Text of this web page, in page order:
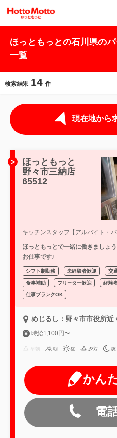
ほっともっとの石川県の
一覧
検索結果 14 件
現在地から
ほっともっと
野々市三納店
65512
キッチンスタッフ【アルバイト・パ
ほっともっとで一緒に働きましょ
お仕事です♪
シフト制勤務 未経験者歓迎 交
食事補助 フリーター歓迎 経験
仕事ブランクOK
めじるし：野々市市役所近
時給1,100円〜
早朝 朝 昼 夕方 夜
かん
電